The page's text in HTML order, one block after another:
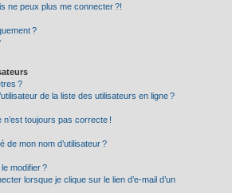
ne peux plus me connecter ?!
?
?
de la liste des utilisateurs en ligne ?
n’est toujours pas correcte !
de mon nom d’utilisateur ?
modifier ?
lorsque je clique sur le lien d’e-mail d’un